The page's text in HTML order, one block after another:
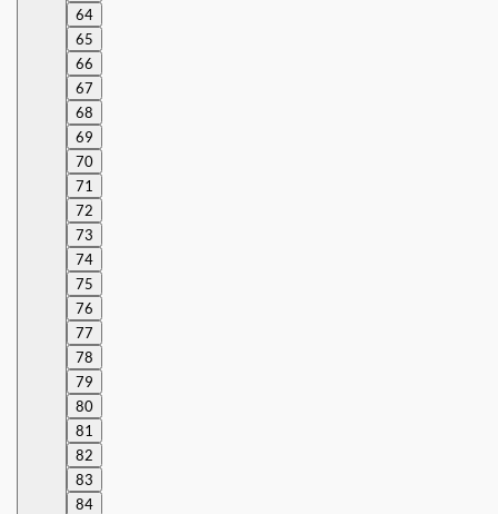
64
65
66
67
68
69
70
71
72
73
74
75
76
77
78
79
80
81
82
83
84